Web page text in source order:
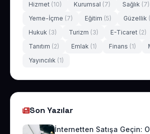
Hizmet (10) Kurumsal (7) Sağlık (7)
Yeme-İçme (7) Eğitim (5) Güzellik
Hukuk (3) Turizm (3) E-Ticaret (2)
Tanıtım (2) Emlak (1) Finans (1)
Yayıncılık (1)
Son Yazılar
İnternetten Satışa Geçin: